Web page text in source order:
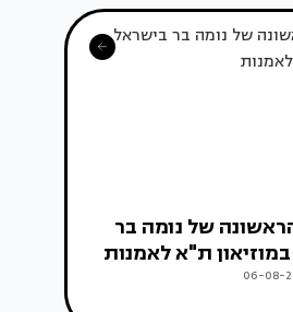
של נומה בר
ת"א לאמנות
06-08-